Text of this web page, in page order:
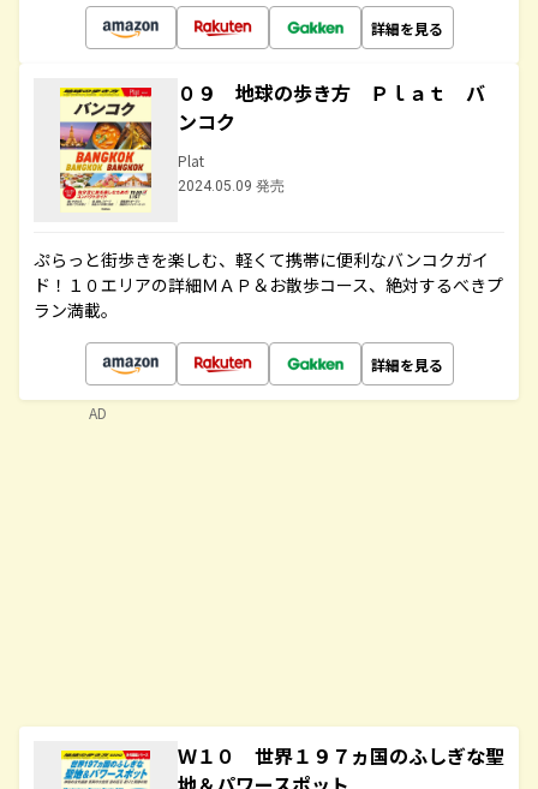
詳細を見る
０９ 地球の歩き方 Ｐｌａｔ バ
ンコク
Plat
2024.05.09 発売
ぷらっと街歩きを楽しむ、軽くて携帯に便利なバンコクガイ
ド！１０エリアの詳細ＭＡＰ＆お散歩コース、絶対するべきプ
ラン満載。
詳細を見る
Ｗ１０ 世界１９７ヵ国のふしぎな聖
AD